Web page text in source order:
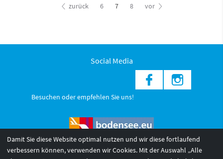
zurück 6 7 8 vor
Social Media
Besuchen oder empfehlen Sie uns!
Damit Sie diese Website optimal nutzen und wir diese fortlaufend
verbessern können, verwenden wir Cookies. Mit der Auswahl „Alle